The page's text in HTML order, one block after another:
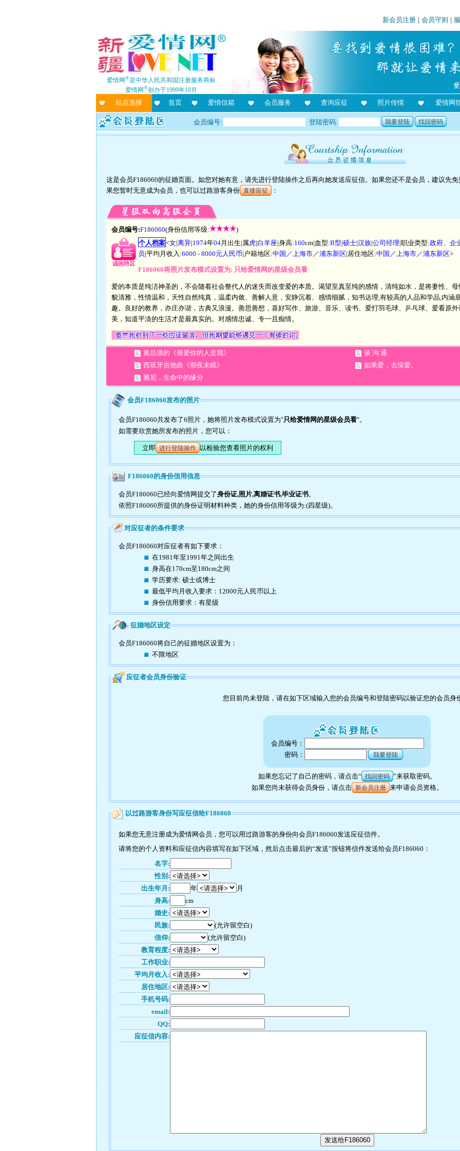
新会员注册 | 会员守则 |
爱情网®是中华人民共和国注册服务商标
爱情网®创办于1999年10月
站点选择 首页 爱情信箱 会员服务 查询应征 照片传情 爱情网
会员编号: 登陆密码: 我要登陆 找回密码
这是会员F186060的征婚页面。如您对她有意，请先进行登陆操作之后再向她发送应征信。如果您还不是会员，建议先免
果您暂时无意成为会员，也可以过路游客身份 直接应征 ：
会员编号:F186060(身份信用等级:
)
个人档案<女|离异|1974年04月出生|属虎|白羊座|身高:160cm|血型:B型|硕士|汉族|公司经理|职业类型:政府、企
员|平均月收入:6000 - 8000元人民币|户籍地区:中国／上海市／浦东新区|居住地区:中国／上海市／浦东新区>
F186060将照片发布模式设置为: 只给爱情网的星级会员看
爱的本质是纯洁神圣的，不会随着社会整代人的迷失而改变爱的本质。渴望至真至纯的感情，清纯如水，是将妻性、
貌清雅，性情温和，天性自然纯真，温柔内敛、善解人意，安静沉着、感情细腻，知书达理,有较高的人品和学品,内涵
趣。良好的教养，亦庄亦谐，古典又浪漫。善思善想，喜好写作、旅游、音乐、读书、爱打羽毛球、乒乓球、爱看原
美，知道平淡的生活才是最真实的。对感情忠诚、专一且痴情。
黄品源的《最爱你的人是我》
谈 沟 通
西班牙吉他曲《彻夜未眠》
如果爱，去深爱。
雅尼，生命中的缘分
会员F186060发布的照片
会员F186060共发布了6照片，她将照片发布模式设置为"只给爱情网的星级会员看"。
如需要欣赏她所发布的照片，您可以：
立即 进行登陆操作 以检验您查看照片的权利
F186060的身份信用信息
会员F186060已经向爱情网提交了身份证,照片,离婚证书,毕业证书。
依照F186060所提供的身份证明材料种类，她的身份信用等级为:(四星级)。
对应征者的条件要求
会员F186060对应征者有如下要求：
在1981年至1991年之间出生
身高在170cm至180cm之间
学历要求: 硕士或博士
最低平均月收入要求：12000元人民币以上
身份信用要求：有星级
征婚地区设定
会员F186060将自己的征婚地区设置为：
不限地区
应征者会员身份验证
您目前尚未登陆，请在如下区域输入您的会员编号和登陆密码以验证您的会员身
会员编号：
密码：
我要登陆
如果您忘记了自己的密码，请点击“ 找回密码 ”来获取密码。
如果您尚未获得会员身份，请点击 新会员注册 来申请会员资格。
以过路游客身份写应征信给F186060
如果您无意注册成为爱情网会员，您可以用过路游客的身份向会员F186060发送应征信件。
请将您的个人资料和应征信内容填写在如下区域，然后点击最后的“发送”按钮将信件发送给会员F186060：
名字:
性别:
出生年月:
年
月
身高:
cm
婚史:
民族:
(允许留空白)
信仰:
(允许留空白)
教育程度:
工作职业:
平均月收入:
居住地区:
手机号码:
email:
QQ:
应征信内容:
发送给F186060